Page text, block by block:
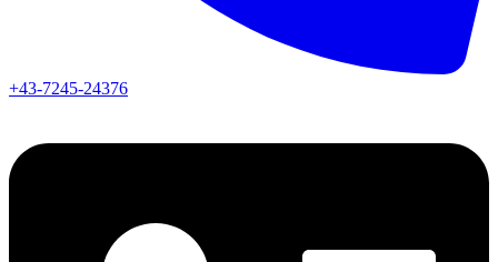
+43-7245-24376